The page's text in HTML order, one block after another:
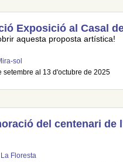
Exposició al Casal
aquesta proposta artística!
sol
setembre al 13 d'octubre de 2025
del centenari de
Floresta